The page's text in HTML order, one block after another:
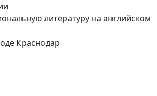
литературу на английском
Краснодар